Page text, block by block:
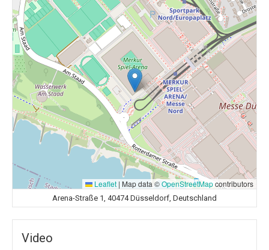
Leaflet | Map data ©OpenStreetMapcontributors
Arena-Straße 1, 40474 Düsseldorf, Deutschland
Video